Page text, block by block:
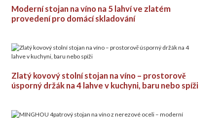
Moderní stojan na víno na 5 lahví ve zlatém
provedení pro domácí skladování
Zlatý kovový stolní stojan na víno – prostorově
úsporný držák na 4 lahve v kuchyni, baru nebo spíži